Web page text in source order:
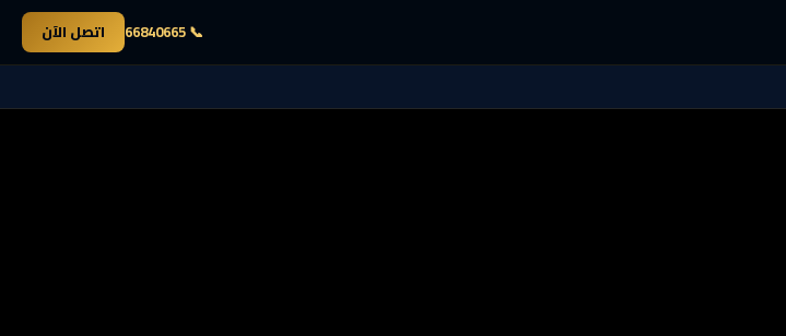
📞 66840665 اتصل الآن